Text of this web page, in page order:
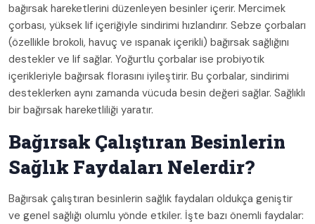
bağırsak hareketlerini düzenleyen besinler içerir. Mercimek
çorbası, yüksek lif içeriğiyle sindirimi hızlandırır. Sebze çorbaları
(özellikle brokoli, havuç ve ıspanak içerikli) bağırsak sağlığını
destekler ve lif sağlar. Yoğurtlu çorbalar ise probiyotik
içerikleriyle bağırsak florasını iyileştirir. Bu çorbalar, sindirimi
desteklerken aynı zamanda vücuda besin değeri sağlar. Sağlıklı
bir bağırsak hareketliliği yaratır.
Bağırsak Çalıştıran Besinlerin
Sağlık Faydaları Nelerdir?
Bağırsak çalıştıran besinlerin sağlık faydaları oldukça geniştir
ve genel sağlığı olumlu yönde etkiler. İşte bazı önemli faydalar: